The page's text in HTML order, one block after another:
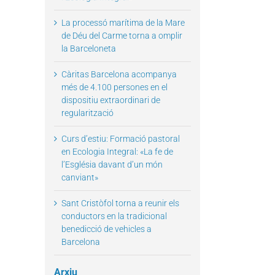
La processó marítima de la Mare
de Déu del Carme torna a omplir
la Barceloneta
Càritas Barcelona acompanya
més de 4.100 persones en el
dispositiu extraordinari de
regularització
Curs d’estiu: Formació pastoral
en Ecologia Integral: «La fe de
l’Església davant d’un món
canviant»
Sant Cristòfol torna a reunir els
conductors en la tradicional
benedicció de vehicles a
Barcelona
Arxiu